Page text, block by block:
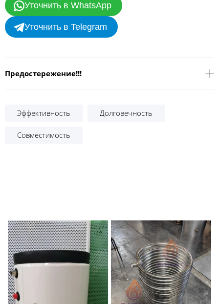
Уточнить в WhatsApp
Уточнить в Telegram
Предостережение!!!
Эффективность Долговечность
Совместимость